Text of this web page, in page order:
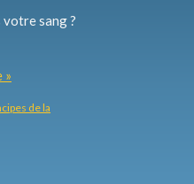
sang ?
»
de la